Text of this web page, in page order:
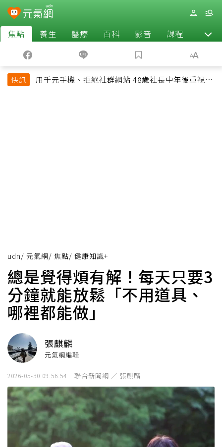
焦點 養生 醫療 百科 影音 課程 退休
快訊
用千元手機、拒絕社群網站 48歲社長中年後重視和
udn/ 元氣網/ 焦點/ 健康知識+
總是覺得煩有解！每天只要3
分鐘就能放鬆「不用道具、
哪裡都能做」
張麒麟
元氣網編輯
2026-05-30 09:56:54 聯合新聞網 ／ 張麒麟